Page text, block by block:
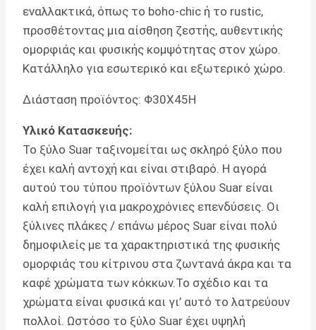
εναλλακτικά, όπως το boho-chic ή το rustic,
προσθέτοντας μια αίσθηση ζεστής, αυθεντικής
ομορφιάς και φυσικής κομψότητας στον χώρο.
Κατάλληλο για εσωτερικό και εξωτερικό χώρο.
Διάσταση προϊόντος: Φ30Χ45H
Υλικό Κατασκευής:
Το ξύλο Suar ταξινομείται ως σκληρό ξύλο που
έχει καλή αντοχή και είναι στιβαρό. Η αγορά
αυτού του τύπου προϊόντων ξύλου Suar είναι
καλή επιλογή για μακροχρόνιες επενδύσεις. Οι
ξύλινες πλάκες / επάνω μέρος Suar είναι πολύ
δημοφιλείς με τα χαρακτηριστικά της φυσικής
ομορφιάς του κίτρινου στα ζωντανά άκρα και τα
καφέ χρώματα των κόκκων.Το σχέδιο και τα
χρώματα είναι φυσικά και γι’ αυτό το λατρεύουν
πολλοί. Ωστόσο το ξύλο Suar έχει υψηλή